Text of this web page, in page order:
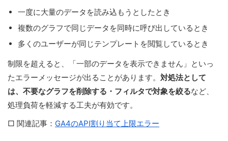
一度に大量のデータを読み込もうとしたとき
複数のグラフで同じデータを同時に呼び出しているとき
多くのユーザーが同じテンプレートを閲覧しているとき
制限を超えると、「一部のデータを表示できません」といっ
たエラーメッセージが出ることがあります。 対処法として
は、不要なグラフを削除する・フィルタで対象を絞るなど、
処理負荷を軽減する工夫が有効です。
□ 関連記事： GA4のAPI割り当て上限エラー